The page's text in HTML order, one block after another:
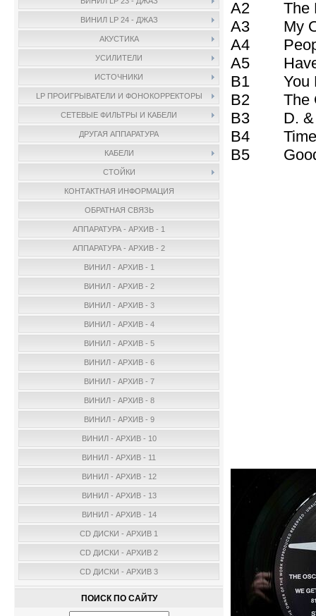
ВИНИЛ LP 24 - ДЖАЗ
АКУСТИКА
УСИЛИТЕЛИ
ИСТОЧНИКИ
LP ПРОИГРЫВАТЕЛИ И ФОНОКОРРЕКТОРЫ
СЕТЕВЫЕ ФИЛЬТРЫ И КАБЕЛИ
ДРУГАЯ АППАРАТУРА
КАБЕЛИ
СТОЙКИ
КОНТАКТНАЯ ИНФОРМАЦИЯ
ОБРАТНАЯ СВЯЗЬ
АППАРАТУРА - АРХИВ - 1
АППАРАТУРА - АРХИВ - 2
ВИНИЛ - АРХИВ - 1
ВИНИЛ - АРХИВ - 2
ВИНИЛ - АРХИВ - 3
ВИНИЛ - АРХИВ - 4
ВИНИЛ - АРХИВ - 5
ВИНИЛ - АРХИВ - 6
ВИНИЛ - АРХИВ - 7
ВИНИЛ - АРХИВ - 8
ВИНИЛ - АРХИВ - 9
ВИНИЛ - АРХИВ - 10
ВИНИЛ - АРХИВ - 11
ВИНИЛ - АРХИВ - 12
ВИНИЛ - АРХИВ - 13
ВИНИЛ - АРХИВ - 14
CD ДИСКИ - АРХИВ 1
CD ДИСКИ - АРХИВ 2
CD ДИСКИ - АРХИВ 3
ПОИСК ПО САЙТУ
A2 The
A3 My
A4
A5 Have
B1 You
B2 The
B3 D. &
B4 Time
B5